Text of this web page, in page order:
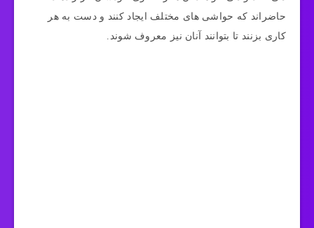
حاضراند که حواشی های مختلف ایجاد کنند و دست به هر
کاری بزنند تا بتوانند آنان نیز معروف شوند.